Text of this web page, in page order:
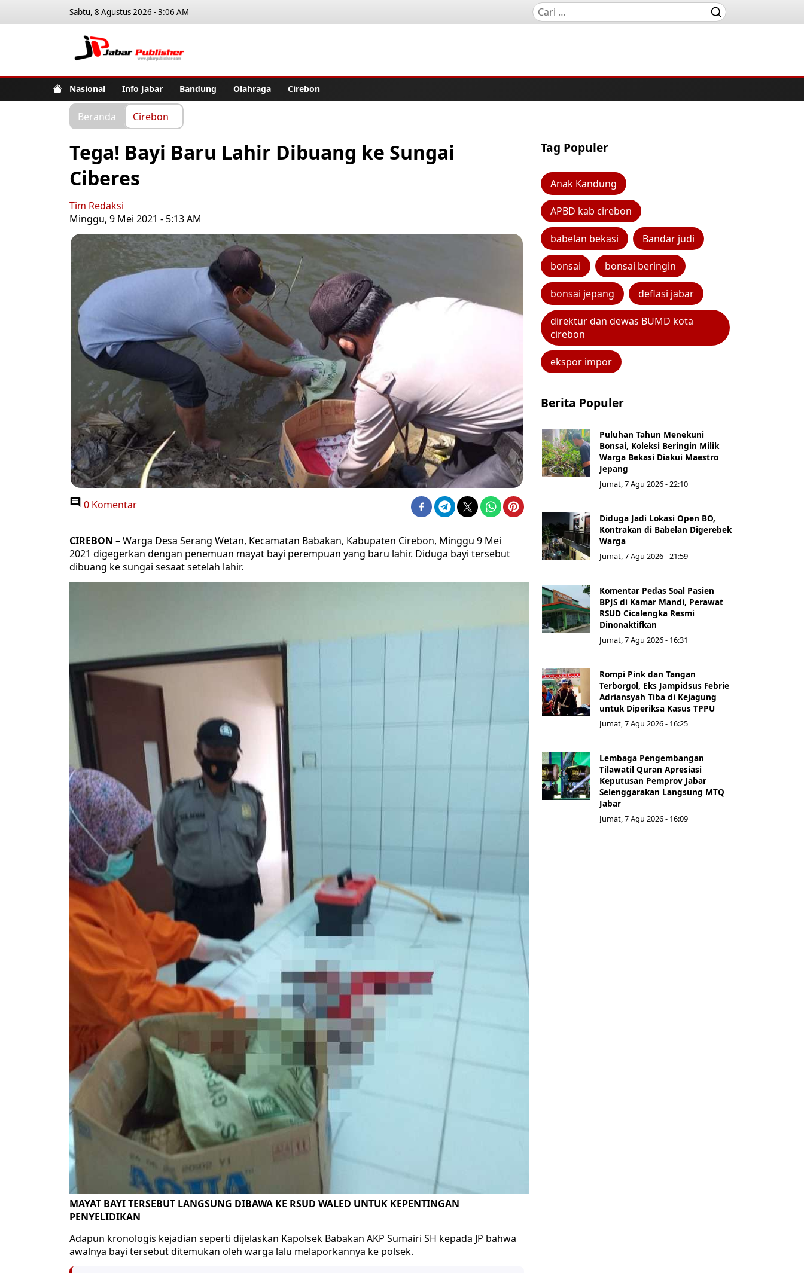
Sabtu, 8 Agustus 2026 - 3:06 AM
Nasional Info Jabar Bandung Olahraga Cirebon
Beranda Cirebon
Tega! Bayi Baru Lahir Dibuang ke Sungai
Ciberes
Tim Redaksi
Minggu, 9 Mei 2021 - 5:13 AM
0 Komentar
CIREBON – Warga Desa Serang Wetan, Kecamatan Babakan, Kabupaten Cirebon, Minggu 9 Mei
2021 digegerkan dengan penemuan mayat bayi perempuan yang baru lahir. Diduga bayi tersebut
dibuang ke sungai sesaat setelah lahir.
MAYAT BAYI TERSEBUT LANGSUNG DIBAWA KE RSUD WALED UNTUK KEPENTINGAN
PENYELIDIKAN
Adapun kronologis kejadian seperti dijelaskan Kapolsek Babakan AKP Sumairi SH kepada JP bahwa
awalnya bayi tersebut ditemukan oleh warga lalu melaporkannya ke polsek.
Tag Populer
Anak Kandung
APBD kab cirebon
babelan bekasi Bandar judi
bonsai bonsai beringin
bonsai jepang deflasi jabar
direktur dan dewas BUMD kota
cirebon
ekspor impor
Berita Populer
Puluhan Tahun Menekuni
Bonsai, Koleksi Beringin Milik
Warga Bekasi Diakui Maestro
Jepang
Jumat, 7 Agu 2026 - 22:10
Diduga Jadi Lokasi Open BO,
Kontrakan di Babelan Digerebek
Warga
Jumat, 7 Agu 2026 - 21:59
Komentar Pedas Soal Pasien
BPJS di Kamar Mandi, Perawat
RSUD Cicalengka Resmi
Dinonaktifkan
Jumat, 7 Agu 2026 - 16:31
Rompi Pink dan Tangan
Terborgol, Eks Jampidsus Febrie
Adriansyah Tiba di Kejagung
untuk Diperiksa Kasus TPPU
Jumat, 7 Agu 2026 - 16:25
Lembaga Pengembangan
Tilawatil Quran Apresiasi
Keputusan Pemprov Jabar
Selenggarakan Langsung MTQ
Jabar
Jumat, 7 Agu 2026 - 16:09